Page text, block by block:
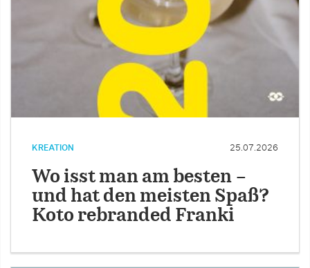
KREATION 25.07.2026
Wo isst man am besten –
und hat den meisten Spaß?
Koto rebranded Franki